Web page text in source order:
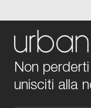
Non
unisciti alla